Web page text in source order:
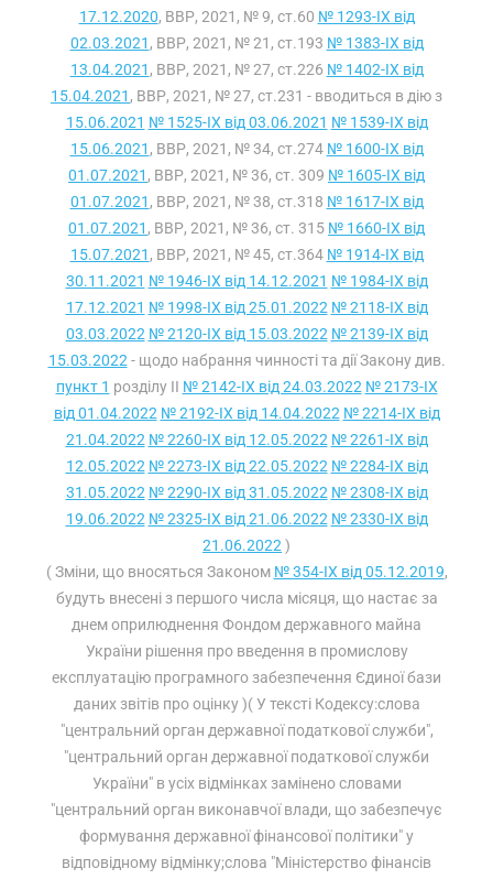
17.12.2020, ВВР, 2021, № 9, ст.60 № 1293-IX від
02.03.2021 , ВВР, 2021, № 21, ст.193 № 1383-IX від
13.04.2021 , ВВР, 2021, № 27, ст.226 № 1402-IX від
15.04.2021 , ВВР, 2021, № 27, ст.231 - вводиться в дію з
15.06.2021 № 1525-IX від 03.06.2021 № 1539-IX від
15.06.2021 , ВВР, 2021, № 34, ст.274 № 1600-IX від
01.07.2021 , ВВР, 2021, № 36, ст. 309 № 1605-IX від
01.07.2021 , ВВР, 2021, № 38, ст.318 № 1617-IX від
01.07.2021 , ВВР, 2021, № 36, ст. 315 № 1660-IX від
15.07.2021 , ВВР, 2021, № 45, ст.364 № 1914-IX від
30.11.2021 № 1946-IX від 14.12.2021 № 1984-IX від
17.12.2021 № 1998-IX від 25.01.2022 № 2118-IX від
03.03.2022 № 2120-IX від 15.03.2022 № 2139-IX від
15.03.2022 - щодо набрання чинності та дії Закону див.
пункт 1 розділу II № 2142-IX від 24.03.2022 № 2173-IX
від 01.04.2022 № 2192-IX від 14.04.2022 № 2214-IX від
21.04.2022 № 2260-IX від 12.05.2022 № 2261-IX від
12.05.2022 № 2273-IX від 22.05.2022 № 2284-IX від
31.05.2022 № 2290-IX від 31.05.2022 № 2308-IX від
19.06.2022 № 2325-IX від 21.06.2022 № 2330-IX від
21.06.2022 )
( Зміни, що вносяться Законом № 354-IX від 05.12.2019,
будуть внесені з першого числа місяця, що настає за
днем оприлюднення Фондом державного майна
України рішення про введення в промислову
експлуатацію програмного забезпечення Єдиної бази
даних звітів про оцінку )( У тексті Кодексу:слова
"центральний орган державної податкової служби",
"центральний орган державної податкової служби
України" в усіх відмінках замінено словами
"центральний орган виконавчої влади, що забезпечує
формування державної фінансової політики" у
відповідному відмінку;слова "Міністерство фінансів